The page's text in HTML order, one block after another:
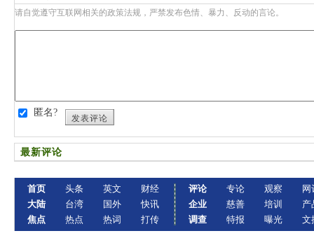
请自觉遵守互联网相关的政策法规，严禁发布色情、暴力、反动的言论。
匿名?
发表评论
最新评论
首页
大陆
焦点
头条
台湾
热点
英文
国外
热词
财经
快讯
打传
评论
企业
调查
专论
慈善
特报
观察
培训
曝光
网
产
文